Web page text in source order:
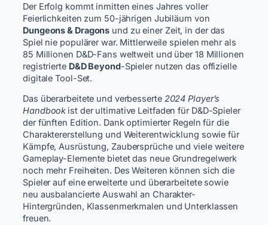
Der Erfolg kommt inmitten eines Jahres voller
Feierlichkeiten zum 50-jährigen Jubiläum von
Dungeons & Dragons und zu einer Zeit, in der das
Spiel nie populärer war. Mittlerweile spielen mehr als
85 Millionen D&D-Fans weltweit und über 18 Millionen
registrierte D&D Beyond-Spieler nutzen das offizielle
digitale Tool-Set.
Das überarbeitete und verbesserte 2024 Player’s
Handbook ist der ultimative Leitfaden für D&D-Spieler
der fünften Edition. Dank optimierter Regeln für die
Charaktererstellung und Weiterentwicklung sowie für
Kämpfe, Ausrüstung, Zaubersprüche und viele weitere
Gameplay-Elemente bietet das neue Grundregelwerk
noch mehr Freiheiten. Des Weiteren können sich die
Spieler auf eine erweiterte und überarbeitete sowie
neu ausbalancierte Auswahl an Charakter-
Hintergründen, Klassenmerkmalen und Unterklassen
freuen.